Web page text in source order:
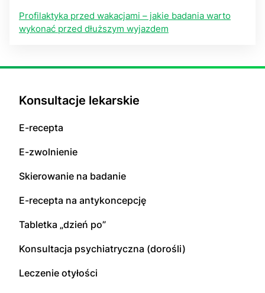
Profilaktyka przed wakacjami – jakie badania warto
wykonać przed dłuższym wyjazdem
Konsultacje lekarskie
E-recepta
E-zwolnienie
Skierowanie na badanie
E-recepta na antykoncepcję
Tabletka „dzień po”
Konsultacja psychiatryczna (dorośli)
Leczenie otyłości